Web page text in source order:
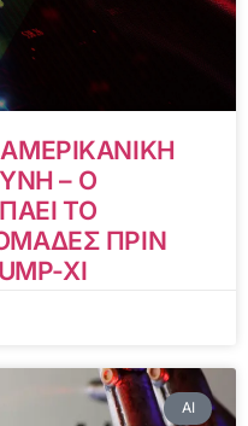
– Ο
ΤΟ
ΠΡΙΝ
XI
AI